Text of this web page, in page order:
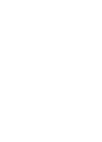
for
&& [